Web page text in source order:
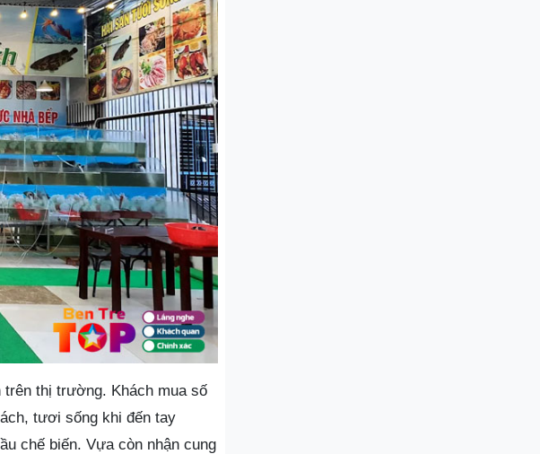
thị trường. Khách mua số
tươi sống khi đến tay
chế biến. Vựa còn nhận cung